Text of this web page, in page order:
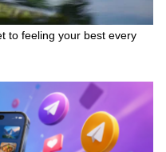
to feeling your best every